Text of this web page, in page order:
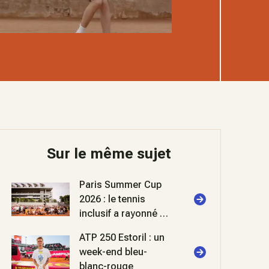
Sur le même sujet
Paris Summer Cup
2026 : le tennis
inclusif a rayonné à
ATP 250 Estoril : un
week-end bleu-
blanc-rouge